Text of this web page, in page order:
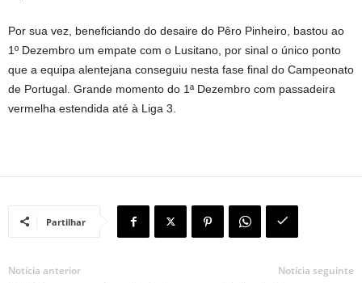
Por sua vez, beneficiando do desaire do Pêro Pinheiro, bastou ao
1º Dezembro um empate com o Lusitano, por sinal o único ponto
que a equipa alentejana conseguiu nesta fase final do Campeonato
de Portugal. Grande momento do 1ª Dezembro com passadeira
vermelha estendida até à Liga 3.
Partilhar
Notícia anterior Notícia seguinte